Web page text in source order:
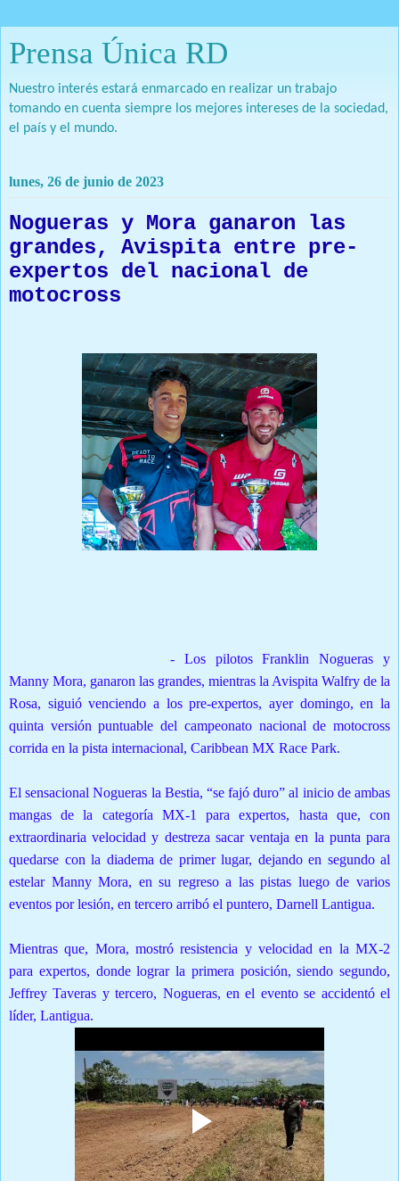
Prensa Única RD
Nuestro interés estará enmarcado en realizar un trabajo
tomando en cuenta siempre los mejores intereses de la sociedad,
el país y el mundo.
lunes, 26 de junio de 2023
Nogueras y Mora ganaron las
grandes, Avispita entre pre-
expertos del nacional de
motocross
-Los pilotos Franklin Nogueras y
Manny Mora, ganaron las grandes, mientras la Avispita Walfry de la
Rosa, siguió venciendo a los pre-expertos, ayer domingo, en la
quinta versión puntuable del campeonato nacional de motocross
corrida en la pista internacional, Caribbean MX Race Park.
El sensacional Nogueras la Bestia, “se fajó duro” al inicio de ambas
mangas de la categoría MX-1 para expertos, hasta que, con
extraordinaria velocidad y destreza sacar ventaja en la punta para
quedarse con la diadema de primer lugar, dejando en segundo al
estelar Manny Mora, en su regreso a las pistas luego de varios
eventos por lesión, en tercero arribó el puntero, Darnell Lantigua.
Mientras que, Mora, mostró resistencia y velocidad en la MX-2
para expertos, donde lograr la primera posición, siendo segundo,
Jeffrey Taveras y tercero, Nogueras, en el evento se accidentó el
líder, Lantigua.